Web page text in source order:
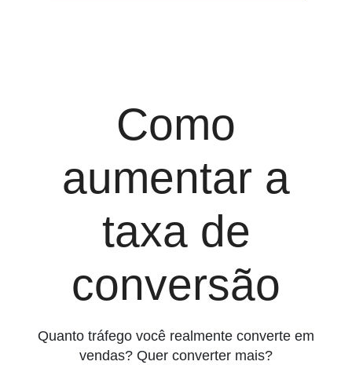
Como
aumentar a
taxa de
conversão
Quanto tráfego você realmente converte em
vendas? Quer converter mais?